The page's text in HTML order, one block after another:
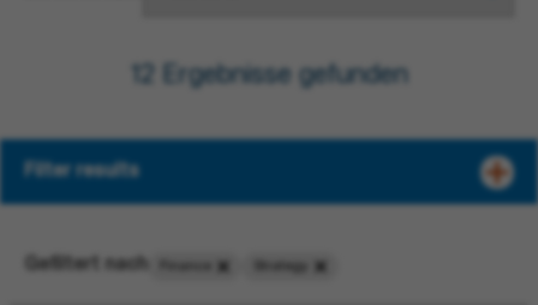
12 Ergebnisse gefunden
Filter results
Gefiltert nach